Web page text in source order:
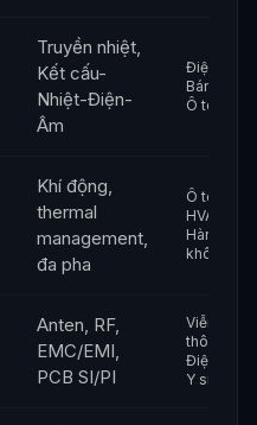
Truyền nhiệt,
Kết cấu-
Nhiệt-Điện-
Âm
Điện tử,
Bán dẫn,
Ô tô
Khí động,
thermal
management,
đa pha
Ô tô,
HVAC,
Hàng
không
Anten, RF,
EMC/EMI,
PCB SI/PI
Viễn
thông,
Điện tử,
Y sinh